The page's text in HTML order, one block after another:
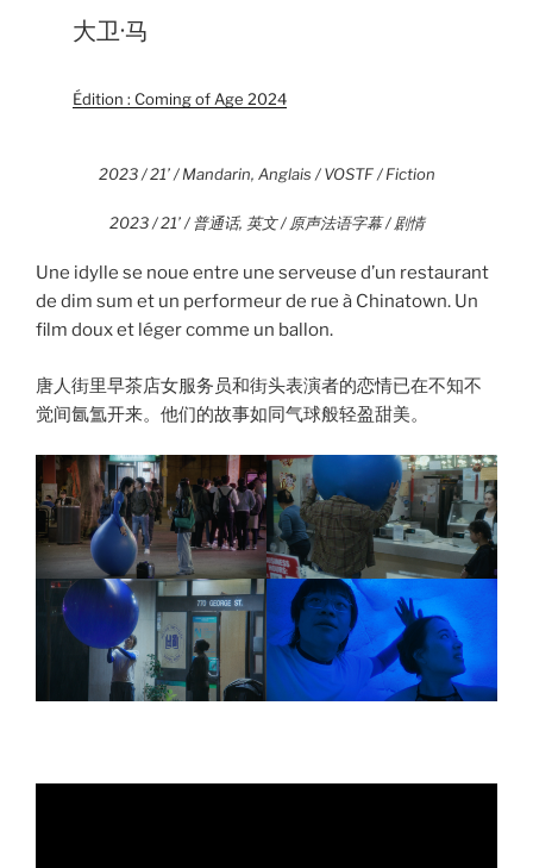
大卫·马
Édition : Coming of Age 2024
2023 / 21’ / Mandarin, Anglais / VOSTF / Fiction
2023 / 21’ / 普通话, 英文 / 原声法语字幕 / 剧情
Une idylle se noue entre une serveuse d’un restaurant
de dim sum et un performeur de rue à Chinatown. Un
film doux et léger comme un ballon.
唐人街里早茶店女服务员和街头表演者的恋情已在不知不
觉间氤氲开来。他们的故事如同气球般轻盈甜美。